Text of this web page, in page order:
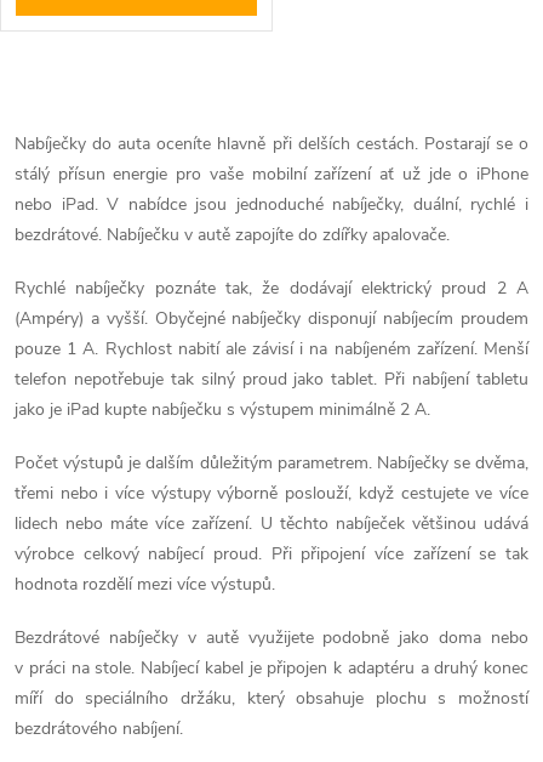
v
l
á
d
a
c
í
p
r
v
k
y
v
Nabíječky do auta oceníte hlavně při delších cestách. Postarají se o
stálý přísun energie pro vaše mobilní zařízení ať už jde o iPhone
nebo iPad. V nabídce jsou jednoduché nabíječky, duální, rychlé i
bezdrátové. Nabíječku v autě zapojíte do zdířky apalovače.
Rychlé nabíječky poznáte tak, že dodávají elektrický proud 2 A
(Ampéry) a vyšší. Obyčejné nabíječky disponují nabíjecím proudem
pouze 1 A. Rychlost nabití ale závisí i na nabíjeném zařízení. Menší
telefon nepotřebuje tak silný proud jako tablet. Při nabíjení tabletu
jako je iPad kupte nabíječku s výstupem minimálně 2 A.
Počet výstupů je dalším důležitým parametrem. Nabíječky se dvěma,
třemi nebo i více výstupy výborně poslouží, když cestujete ve více
lidech nebo máte více zařízení. U těchto nabíječek většinou udává
výrobce celkový nabíjecí proud. Při připojení více zařízení se tak
hodnota rozdělí mezi více výstupů.
Bezdrátové nabíječky v autě využijete podobně jako doma nebo
v práci na stole. Nabíjecí kabel je připojen k adaptéru a druhý konec
míří do speciálního držáku, který obsahuje plochu s možností
bezdrátového nabíjení.